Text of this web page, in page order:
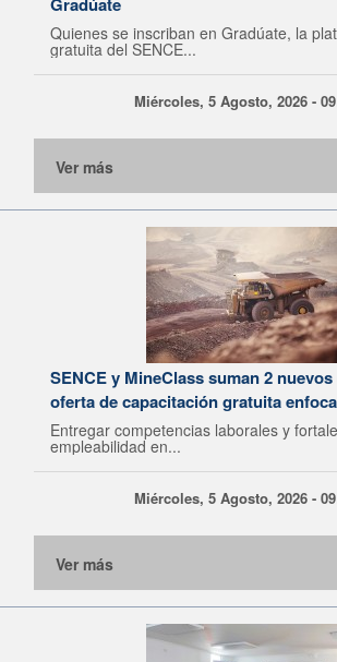
Quienes se inscriban en Gradúate, la
gratuita del SENCE...
Miércoles, 5 Agosto, 2026 -
Ver más
SENCE y MineClass suman 2
oferta de capacitación gratuita
Entregar competencias laborales y
empleabilidad en...
Miércoles, 5 Agosto, 2026 -
Ver más